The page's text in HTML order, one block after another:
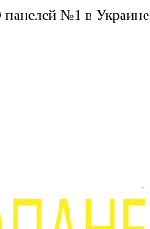
панелей №1 в Украине